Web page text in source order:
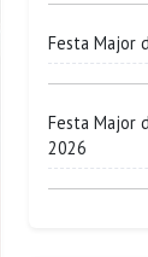
Festa Major
Festa Major
2026